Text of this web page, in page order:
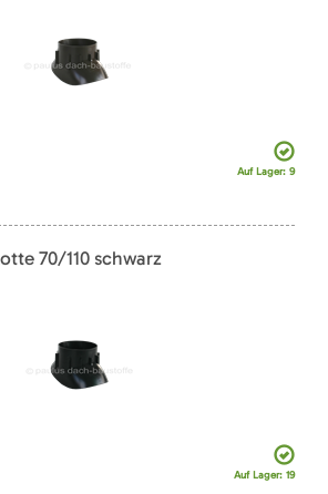
Auf Lager: 9
70/110 schwarz
Auf Lager: 19